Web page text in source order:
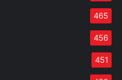
465
456
451